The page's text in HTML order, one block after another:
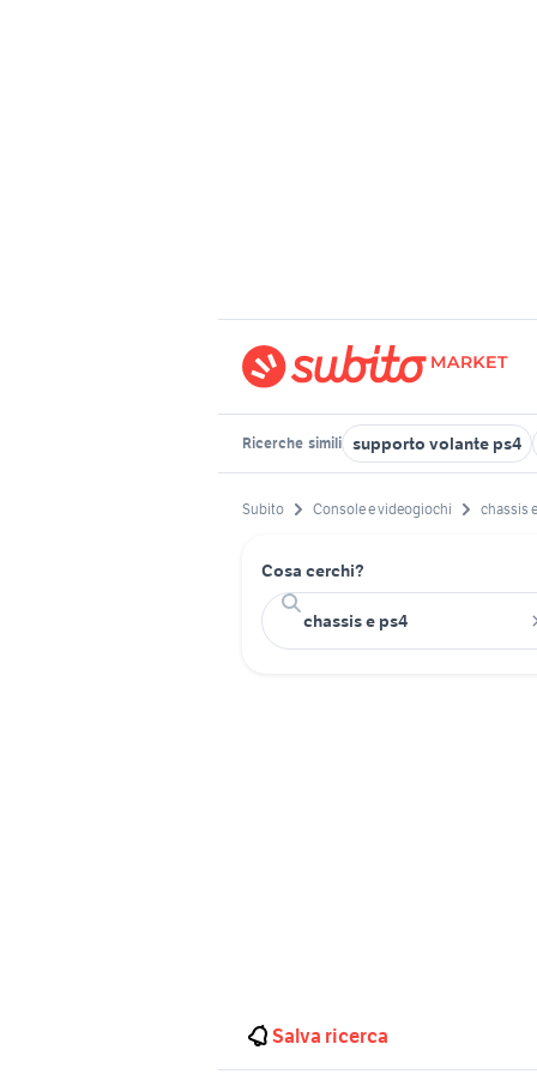
Ricerche simili supporto volante ps4
Subito Console e videogiochi chassis
Cosa cerchi?
Salva ricerca